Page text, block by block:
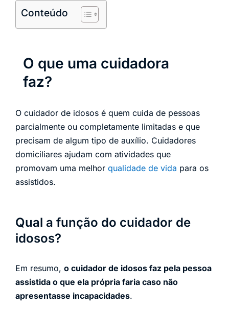
Conteúdo
O que uma cuidadora
faz?
O cuidador de idosos é quem cuida de pessoas
parcialmente ou completamente limitadas e que
precisam de algum tipo de auxílio. Cuidadores
domiciliares ajudam com atividades que
promovam uma melhor qualidade de vida para os
assistidos.
Qual a função do cuidador de
idosos?
Em resumo, o cuidador de idosos faz pela pessoa
assistida o que ela própria faria caso não
apresentasse incapacidades.